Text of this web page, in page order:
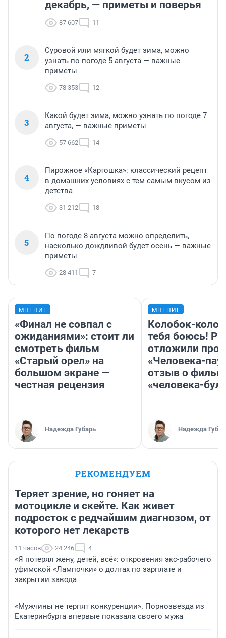
декабрь, — приметы и поверья
87 607 11
2
Суровой или мягкой будет зима, можно
узнать по погоде 5 августа — важные
приметы
78 353 12
3
Какой будет зима, можно узнать по погоде 7
августа, — важные приметы
57 662 14
4
Пирожное «Картошка»: классический рецепт
в домашних условиях с тем самым вкусом из
детства
31 212 18
5
По погоде 8 августа можно определить,
насколько дождливой будет осень — важные
приметы
28 411 7
МНЕНИЕ
«Финал не совпал с
ожиданиями»: стоит ли
смотреть фильм
«Старый орел» на
большом экране —
честная рецензия
Надежда Губарь
МНЕНИЕ
Колобок-
тебя боюсь!
отложили
«Человека-
отзыв о
«человека-
Надежда
РЕКОМЕНДУЕМ
Теряет зрение, но гоняет на
мотоцикле и скейте. Как живет
подросток с редчайшим диагнозом, от
которого нет лекарств
11 часов 24 246 4
«Я потерял жену, детей, всё»: откровения экс-рабочего
уфимской «Лампочки» о долгах по зарплате и
закрытии завода
«Мужчины не терпят конкуренции». Порнозвезда из
Екатеринбурга впервые показала своего мужа